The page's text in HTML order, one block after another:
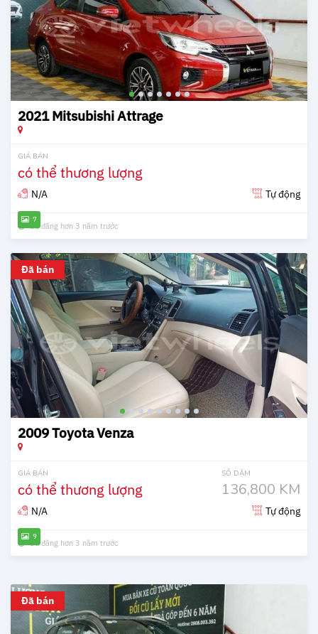
7
2021 Mitsubishi Attrage
GIÁ BÁN
có thể thương lượng
N/A Tự động
Đã đăng hơn 3 năm trước
Đã bán
9
2009 Toyota Venza
GIÁ BÁN
có thể thương lượng
SỐ DẶM
136,800 KM
N/A Tự động
Đã đăng hơn 3 năm trước
Đã bán